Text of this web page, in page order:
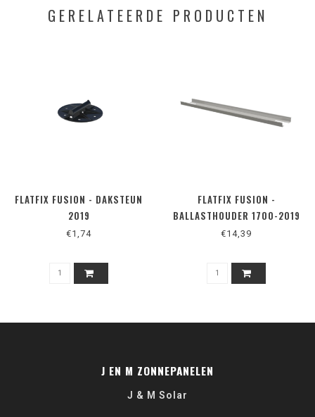
GERELATEERDE PRODUCTEN
FLATFIX FUSION - DAKSTEUN
2019
€1,74
FLATFIX FUSION -
BALLASTHOUDER 1700-2019
€14,39
J EN M ZONNEPANELEN
J & M Solar